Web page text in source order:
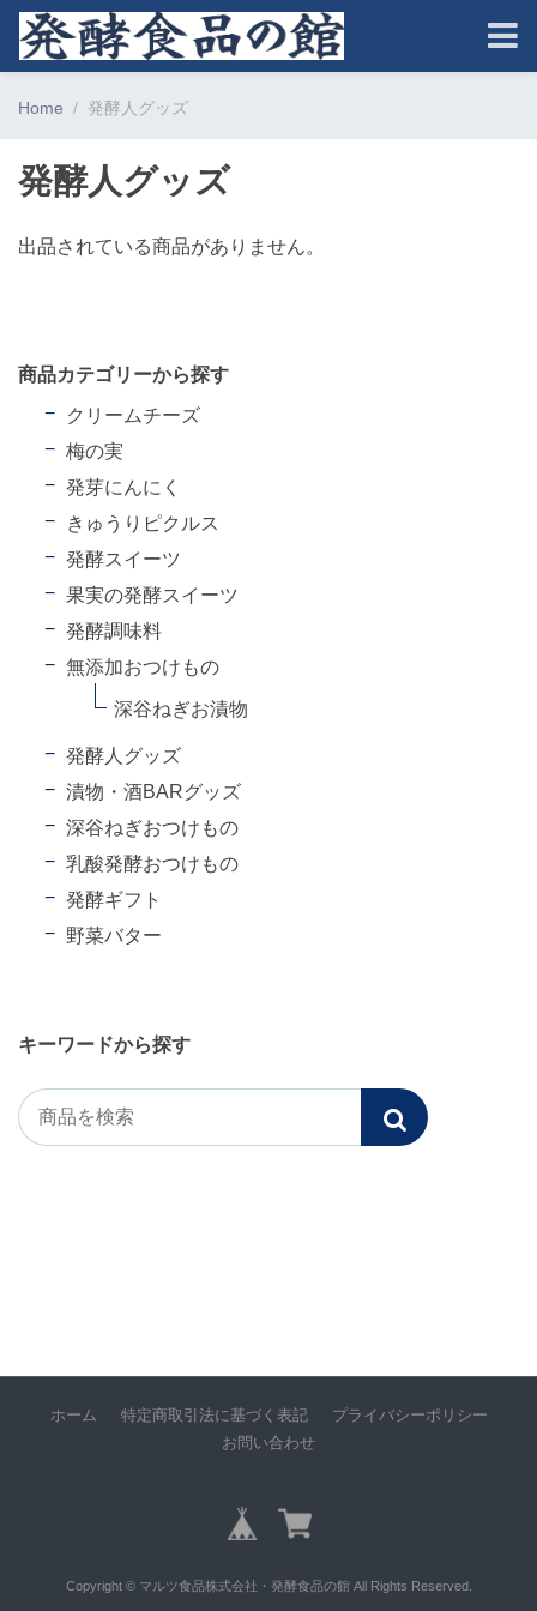
Home 発酵人グッズ
発酵人グッズ
出品されている商品がありません。
商品カテゴリーから探す
クリームチーズ
梅の実
発芽にんにく
きゅうりピクルス
発酵スイーツ
果実の発酵スイーツ
発酵調味料
無添加おつけもの
深谷ねぎお漬物
発酵人グッズ
漬物・酒BARグッズ
深谷ねぎおつけもの
乳酸発酵おつけもの
発酵ギフト
野菜バター
キーワードから探す
ホーム 特定商取引法に基づく表記
プライバシーポリシー
お問い合わせ
Copyright © マルツ食品株式会社・発酵食品の館 All Rights Reserved.